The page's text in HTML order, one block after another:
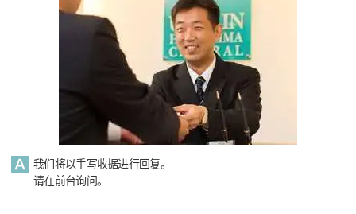
我们将以手写收据进行回复。
请在前台询问。